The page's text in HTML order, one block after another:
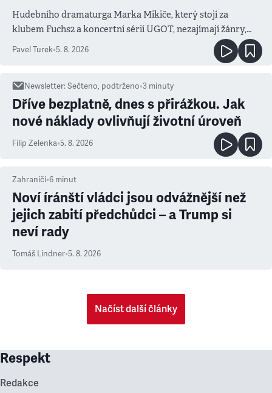
Hudebního dramaturga Marka Mikiče, který stojí za
klubem Fuchs2 a koncertní sérií UGOT, nezajímají žánry,
Pavel Turek•5. 8. 2026
Newsletter:Sečteno, podtrženo•3 minuty
Dříve bezplatně, dnes s přirážkou. Jak
nové náklady ovlivňují životní úroveň
Filip Zelenka•5. 8. 2026
Zahraničí•6 minut
Noví íránští vládci jsou odvážnější než
jejich zabití předchůdci – a Trump si
neví rady
Tomáš Lindner•5. 8. 2026
Načíst další články
Respekt
Redakce